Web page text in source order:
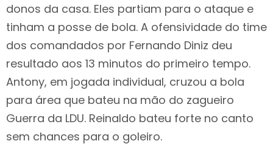
donos da casa. Eles partiam para o ataque e
tinham a posse de bola. A ofensividade do time
dos comandados por Fernando Diniz deu
resultado aos 13 minutos do primeiro tempo.
Antony, em jogada individual, cruzou a bola
para área que bateu na mão do zagueiro
Guerra da LDU. Reinaldo bateu forte no canto
sem chances para o goleiro.